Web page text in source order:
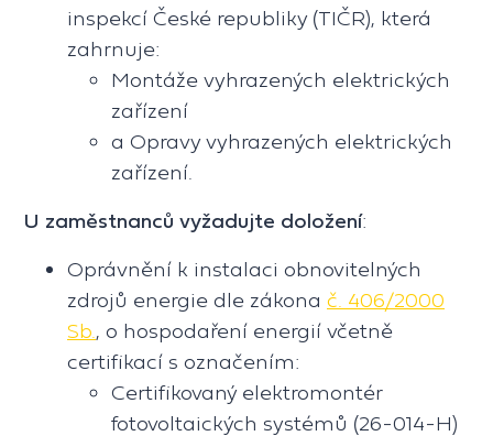
inspekcí České republiky (TIČR), která
zahrnuje:
Montáže vyhrazených elektrických
zařízení
a Opravy vyhrazených elektrických
zařízení.
U zaměstnanců vyžadujte doložení:
Oprávnění k instalaci obnovitelných
zdrojů energie dle zákona č. 406/2000
Sb. , o hospodaření energií včetně
certifikací s označením:
Certifikovaný elektromontér
fotovoltaických systémů (26-014-H)